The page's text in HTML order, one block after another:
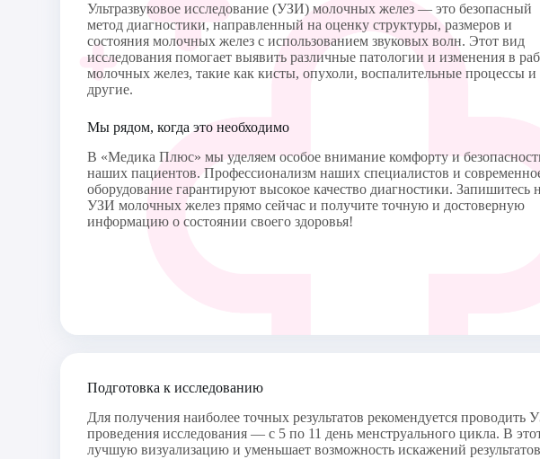
Ультразвуковое исследование (УЗИ) молочных желез — это безопасный
метод диагностики, направленный на оценку структуры, размеров и
состояния молочных желез с использованием звуковых волн. Этот вид
исследования помогает выявить различные патологии и изменения в
молочных желез, такие как кисты, опухоли, воспалительные процессы и
другие.
Мы рядом, когда это необходимо
В «Медика Плюс» мы уделяем особое внимание комфорту и
наших пациентов. Профессионализм наших специалистов и
оборудование гарантируют высокое качество диагностики. Запишитесь
УЗИ молочных желез прямо сейчас и получите точную и достоверную
информацию о состоянии своего здоровья!
Подготовка к исследованию
Для получения наиболее точных результатов рекомендуется
проведения исследования — с 5 по 11 день менструального цикла. В
лучшую визуализацию и уменьшает возможность искажений